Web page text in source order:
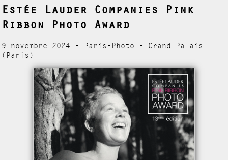
Estée Lauder Companies Pink
Ribbon Photo Award
9 novembre 2024 - Paris-Photo - Grand Palais
(Paris)